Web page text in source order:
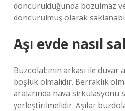
dondurulduğunda bozulmaz
dondurulmuş olarak
Aşı evde nasıl
Buzdolabının arkası ile duvar
boşluk olmalıdır. Berraklık
aralarında hava sirkülasyonu
yerleştirilmelidir. Aşılar